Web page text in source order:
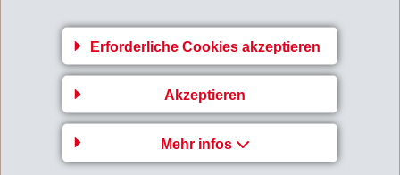
Erforderliche Cookies akzeptieren
Akzeptieren
Mehr infos
und Werkzeugauslegung. Darüber hinaus umfasst das
Angebot die Prozessoptimierung und die Entwicklung
von Verarbeitungs- und Nachfolgeprozessen, um eine
effiziente und nachhaltige Umsetzung sicherzustellen.